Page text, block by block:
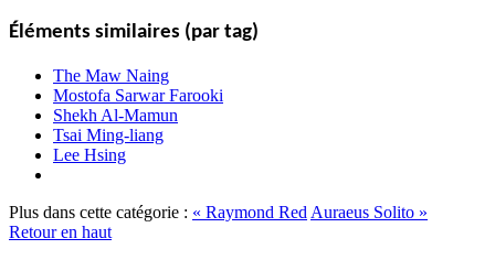
Éléments similaires (par tag)
The Maw Naing
Mostofa Sarwar Farooki
Shekh Al-Mamun
Tsai Ming-liang
Lee Hsing
Plus dans cette catégorie : « Raymond Red Auraeus Solito »
Retour en haut